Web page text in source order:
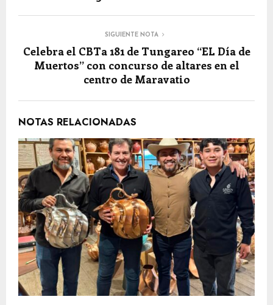
SIGUIENTE NOTA
Celebra el CBTa 181 de Tungareo “EL Día de
Muertos” con concurso de altares en el
centro de Maravatio
NOTAS RELACIONADAS